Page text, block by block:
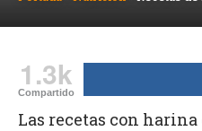
Nutrición
1.3k
Compartido
Las recetas con harina